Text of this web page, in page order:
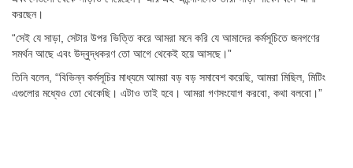
করছেন।
“সেই যে সাড়া, সেটার উপর ভিত্তি করে আমরা মনে করি যে আমাদের কর্মসূচিতে জনগণের
সমর্থন আছে এবং উদ্বুদ্ধকরণ তো আগে থেকেই হয়ে আসছে।”
তিনি বলেন, “বিভিন্ন কর্মসূচির মাধ্যমে আমরা বড় বড় সমাবেশ করেছি, আমরা মিছিল, মিটিং
এগুলোর মধ্যেও তো থেকেছি। এটাও তাই হবে। আমরা গণসংযোগ করবো, কথা বলবো।”